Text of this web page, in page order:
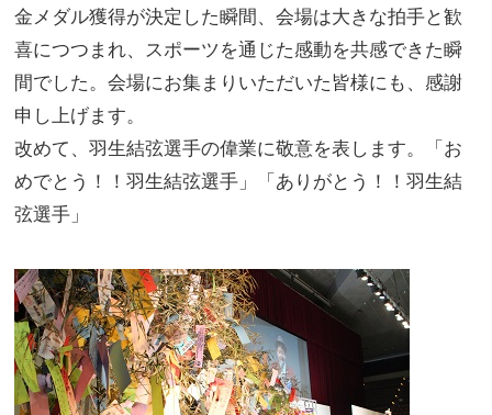
金メダル獲得が決定した瞬間、会場は大きな拍手と歓
喜につつまれ、スポーツを通じた感動を共感できた瞬
間でした。会場にお集まりいただいた皆様にも、感謝
申し上げます。
改めて、羽生結弦選手の偉業に敬意を表します。「お
めでとう！！羽生結弦選手」「ありがとう！！羽生結
弦選手」